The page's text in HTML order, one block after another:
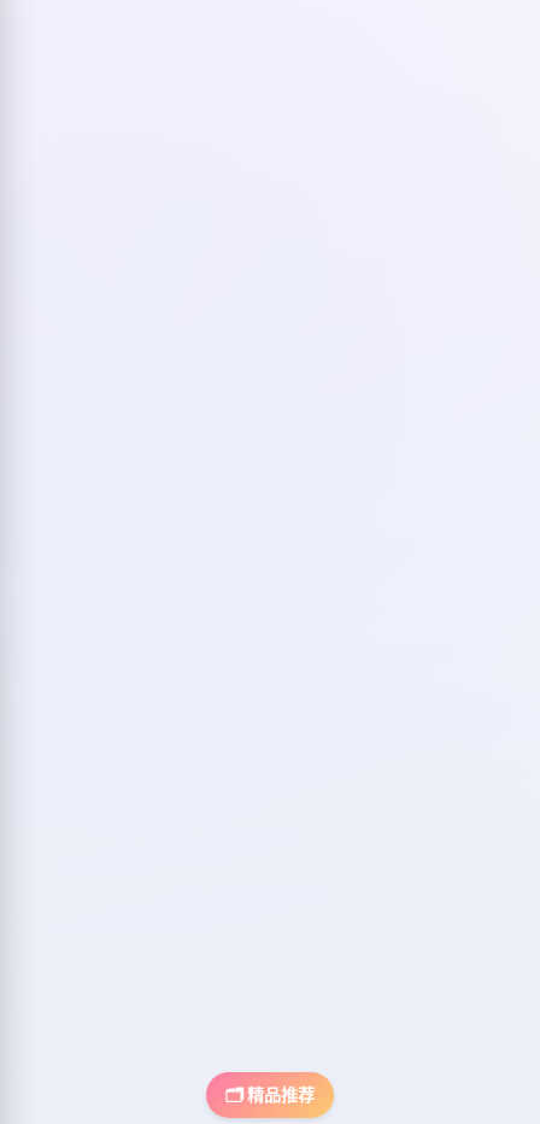
🗂️ 精品推荐